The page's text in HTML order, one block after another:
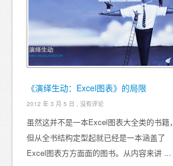
《演绎生动：Excel图表》的局限
2012 年 3 月 5 日 , 没有评论
虽然这并不是一本Excel图表大全类的书籍，
但从全书结构定型起就已经是一本涵盖了
Excel图表方方面面的图书。从内容来讲 ...